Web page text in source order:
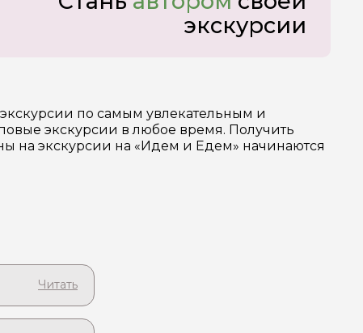
экскурсии
по самым увлекательным и
экскурсии в любое время. Получить
на экскурсии на «Идем и Едем» начинаются